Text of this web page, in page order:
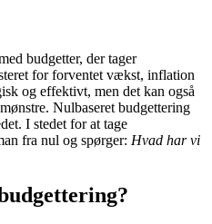
budgetter, der tager
for forventet vækst, inflation
og effektivt, men det kan også
Nulbaseret budgettering
I stedet for at tage
fra nul og spørger: Hvad har vi